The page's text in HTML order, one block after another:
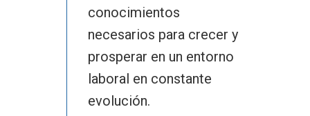
conocimientos
necesarios para crecer y
prosperar en un entorno
laboral en constante
evolución.